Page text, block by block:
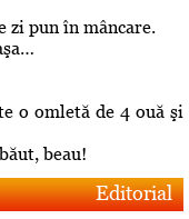
zi pun în mâncare.
o omletă de 4 ouă şi
beau!
Editorial